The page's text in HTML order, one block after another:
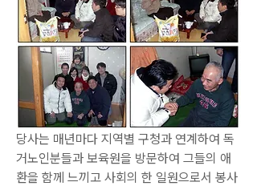
당사는 매년마다 지역별 구청과 연계하여 독
거노인분들과 보육원을 방문하여 그들의 애
환을 함께 느끼고 사회의 한 일원으로서 봉사